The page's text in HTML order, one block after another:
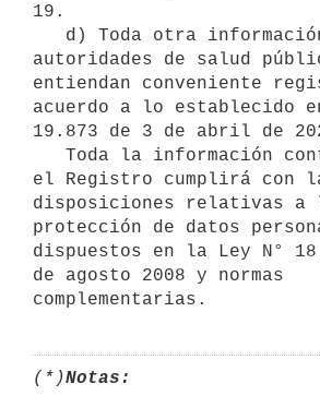
19.
autoridades de salud
entiendan conveniente
acuerdo a lo establecido
19.873 de 3 de abril de
el Registro cumplirá con
disposiciones relativas a
protección de datos
dispuestos en la Ley N°
de agosto 2008 y normas
(*)Notas: